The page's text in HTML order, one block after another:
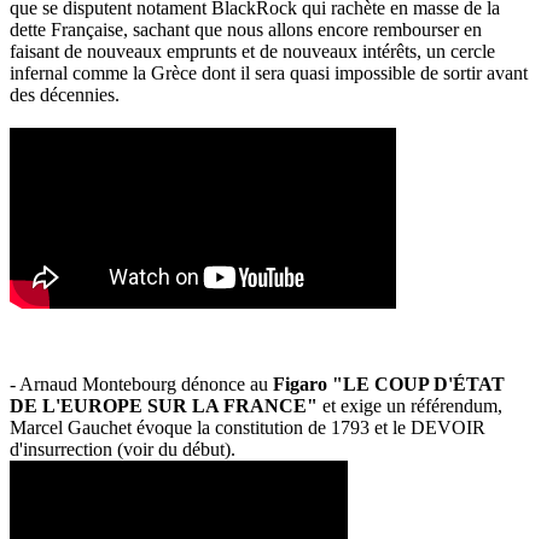
que se disputent notament BlackRock qui rachète en masse de la
dette Française, sachant que nous allons encore rembourser en
faisant de nouveaux emprunts et de nouveaux intérêts, un cercle
infernal comme la Grèce dont il sera quasi impossible de sortir avant
des décennies.
- Arnaud Montebourg dénonce au Figaro "LE COUP D'ÉTAT
DE L'EUROPE SUR LA FRANCE" et exige un référendum,
Marcel Gauchet évoque la constitution de 1793 et le DEVOIR
d'insurrection (voir du début).